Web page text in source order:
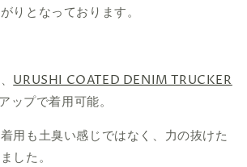
りとなっております。
URUSHI COATED DENIM TRUCKER
ップで着用可能。
用も土臭い感じではなく、力の抜けた
した。